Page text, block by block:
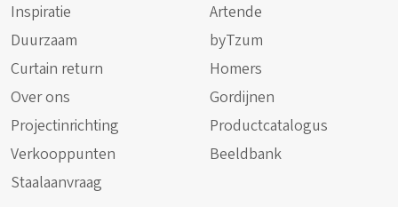
Inspiratie
Duurzaam
Curtain return
Over ons
Projectinrichting
Verkooppunten
Staalaanvraag
Artende
byTzum
Homers
Gordijnen
Productcatalogus
Beeldbank